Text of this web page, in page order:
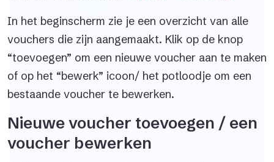
In het beginscherm zie je een overzicht van alle
vouchers die zijn aangemaakt. Klik op de knop
“toevoegen” om een nieuwe voucher aan te maken
of op het “bewerk” icoon/ het potloodje om een
bestaande voucher te bewerken.
Nieuwe voucher toevoegen / een
voucher bewerken